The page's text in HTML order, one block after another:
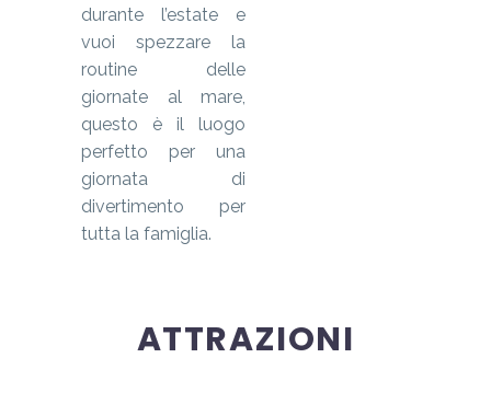
durante l’estate e
vuoi spezzare la
routine delle
giornate al mare,
questo è il luogo
perfetto per una
giornata di
divertimento per
tutta la famiglia.
ATTRAZIONI